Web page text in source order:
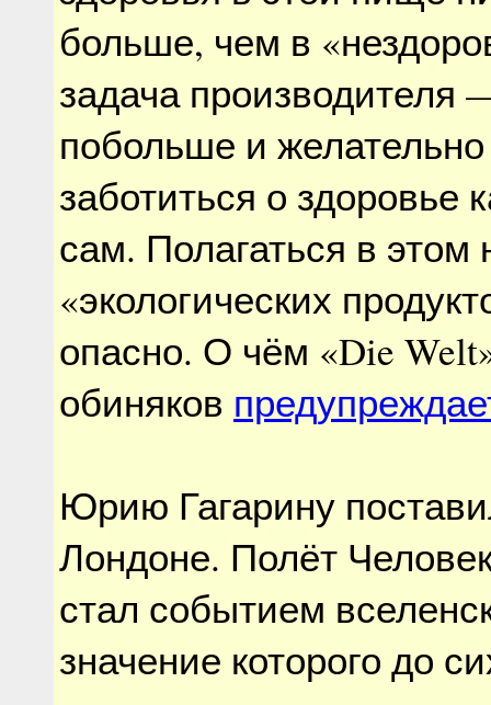
больше, чем в
задача производителя
побольше и
заботиться о здоровье
сам. Полагаться в этом
«экологических
опасно. О чём «Die
обиняков
Юрию Гагарину
Лондоне. Полёт
стал событием
значение которого до